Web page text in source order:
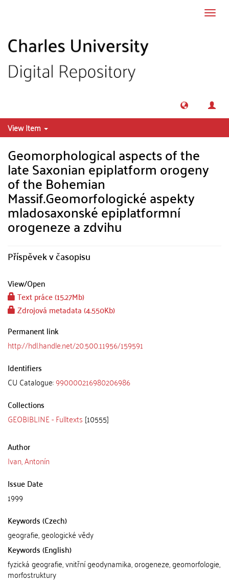
View Item
Geomorphological aspects of the
late Saxonian epiplatform orogeny
of the Bohemian
Massif.Geomorfologické aspekty
mladosaxonské epiplatformní
orogeneze a zdvihu
Příspěvek v časopisu
View/Open
Text práce (15.27Mb)
Zdrojová metadata (4.550Kb)
Permanent link
http://hdl.handle.net/20.500.11956/159591
Identifiers
CU Catalogue:990000216980206986
Collections
GEOBIBLINE - Fulltexts [10555]
Author
Ivan, Antonín
Issue Date
1999
Keywords (Czech)
geografie, geologické vědy
Keywords (English)
fyzická geografie, vnitřní geodynamika, orogeneze, geomorfologie,
morfostruktury